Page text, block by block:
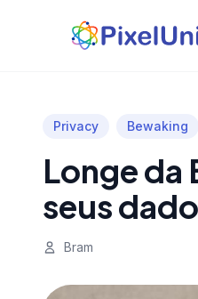
Privacy Bewaking
Longe da
seus
Bram